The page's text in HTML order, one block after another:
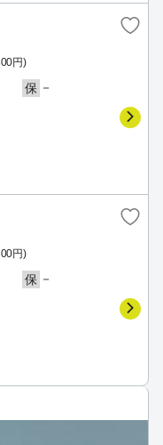
円)
保 －
円)
保 －